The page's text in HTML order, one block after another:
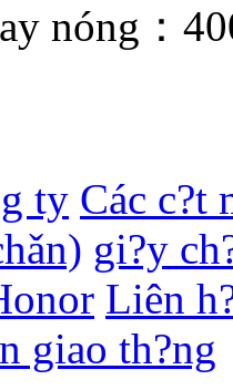
nóng：
ty Các c?t
gi?y
Liên
giao th?ng